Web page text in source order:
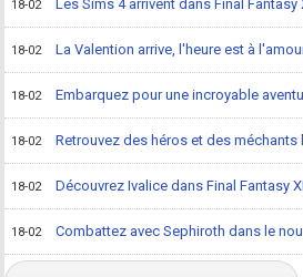
18-02 Les Sims 4 arrivent dans Final
18-02 La Valention arrive, l'heure est à
18-02 Embarquez pour une incroyable
18-02 Retrouvez des héros et des méchants
18-02 Découvrez Ivalice dans Final Fantasy
18-02 Combattez avec Sephiroth dans le